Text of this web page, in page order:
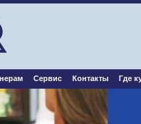
Сервис Контакты Где